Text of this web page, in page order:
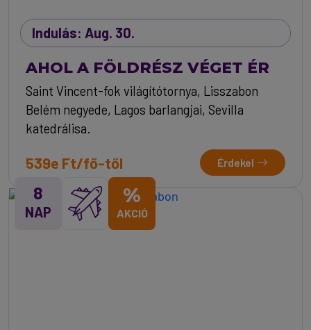
Indulás: Aug. 30.
AHOL A FÖLDRÉSZ VÉGET ÉR
Saint Vincent-fok világítótornya, Lisszabon
Belém negyede, Lagos barlangjai, Sevilla
katedrálisa.
539e Ft/fő-től Érdekel
8
NAP
%
AKCIÓ